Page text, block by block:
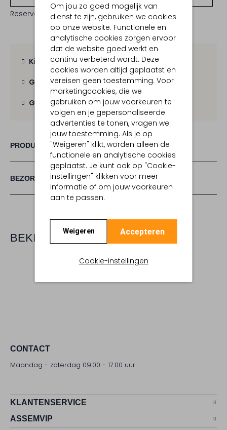
Om jou zo goed mogelijk van
dienst te zijn, gebruiken we cookies
op onze website. Functionele en
analytische cookies zorgen ervoor
dat de website goed werkt en
continu verbeterd wordt. Deze
cookies worden altijd geplaatst en
vereisen geen toestemming. Voor
marketingcookies, die we
gebruiken om jouw voorkeuren te
volgen en je gepersonaliseerde
advertenties te tonen, vragen we
jouw toestemming. Als je op
"Weigeren" klikt, worden alleen de
functionele en analytische cookies
geplaatst. Je kunt ook op "Cookie-
instellingen" klikken voor meer
informatie of om jouw voorkeuren
aan te passen.
Weigeren Accepteren
Cookie-instellingen
Reserveer direct in een van onze 19 boutiques
Kies zelf je bezorgmoment
Gratis verzendingvanaf € 100,-
Gratis retourbinnen 30 dagen
PRODUCT INFORMATIE
BEZORGEN & RETOURNEREN
BEKIJK MEER
CONTACT
Maandag - zaterdag 09:00 - 17:00 uur
KLANTENSERVICE
ASSEMVIP